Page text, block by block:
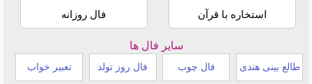
استخاره با قرآن فال روزانه
سایر فال ها
طالع بینی هندی فال چوب فال روز تولد تعبیر خواب